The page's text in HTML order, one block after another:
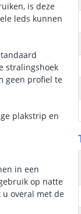
is deze
leds kunnen
stralingshoek
geen profiel te
plakstrip en
in een
op natte
u overal met de